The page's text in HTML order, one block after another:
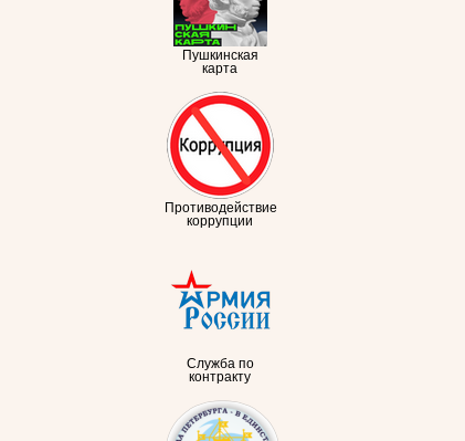
Пушкинская
карта
Противодействие
коррупции
Служба по
контракту